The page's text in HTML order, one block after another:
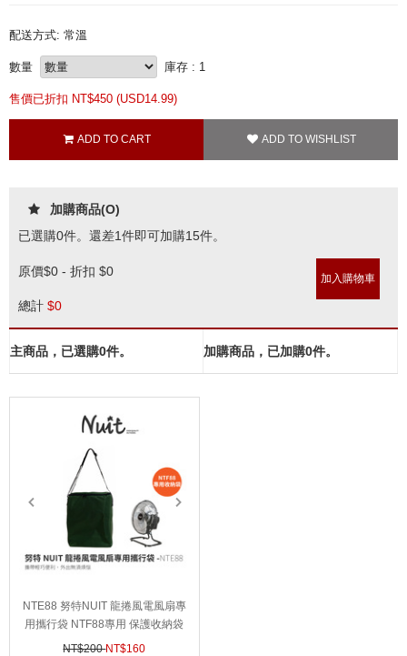
配送方式: 常溫
數量 庫存 : 1
售價已折扣 NT$450 (USD14.99)
加購商品(O)
已選購0件。還差1件即可加購15件。
加入購物車
原價$0 - 折扣 $0
總計 $0
主商品，已選購0件。
加購商品，已加購0件。
next
NTE88 努特NUIT 龍捲風電風扇專
用攜行袋 NTF88專用 保護收納袋
裝備袋 工具袋 防塵袋 攜行袋
NT$200NT$160